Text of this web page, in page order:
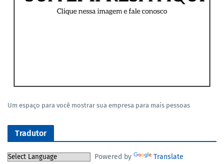
Um espaço para você mostrar sua empresa para mais pessoas
Tradutor
Powered by Translate